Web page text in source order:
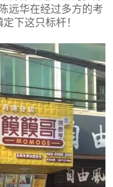
远华在经过多方的考
下这只标杆！